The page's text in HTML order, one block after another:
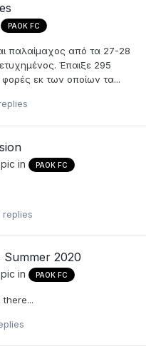
PAOK FC
παλαίμαχος από τα 27-28
Έπαιξε 295
εκ των οποίων τα...
in PAOK FC
replies
2020
in PAOK FC